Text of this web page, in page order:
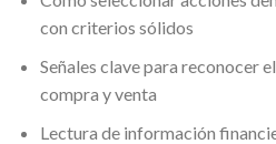
con criterios sólidos
Señales clave para reconocer
compra y venta
Lectura de información